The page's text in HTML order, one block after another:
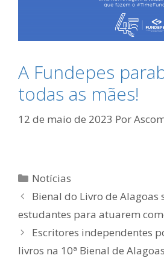
A Fundepes
todas as mães!
12 de maio de 2023 Por
Categorias
Notícias
Bienal do Livro de Alagoas
estudantes para atuarem
Escritores independentes
livros na 10ª Bienal de Alagoas